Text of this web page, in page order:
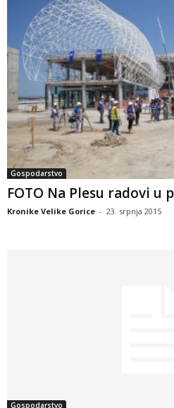
Gospodarstvo
FOTO Na Plesu radovi u
Kronike Velike Gorice - 23. srpnja 2015
Gospodarstvo